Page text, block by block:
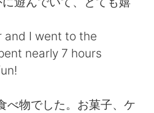
本語
ไทย
and I went to the
nearly 7 hours
べ物でした。お菓子、ケ